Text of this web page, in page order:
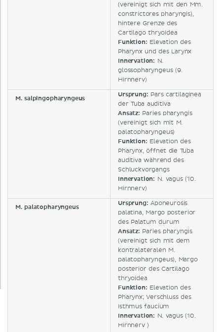
(vereinigt sich mit den Mm.
constrictores pharyngis),
hintere Grenze des
Cartilago thryoidea
Funktion: Elevation des
Pharynx und des Larynx
Innervation: N.
glossopharyngeus (9.
Hirnnerv)
M. salpingopharyngeus
Ursprung: Pars cartilaginea
der Tuba auditiva
Ansatz: Paries pharyngis
(vereinigt sich mit M.
palatopharyngeus)
Funktion: Elevation des
Pharynx, öffnet die Tuba
auditiva während des
Schluckvorgangs
Innervation: N. vagus (10.
Hirnnerv)
M. palatopharyngeus
Ursprung: Aponeurosis
palatina, Margo posterior
des Palatum durum
Ansatz: Paries pharyngis
(vereinigt sich mit dem
kontralateralen M.
palatopharyngeus), Margo
posterior des Cartilago
thryoidea
Funktion: Elevation des
Pharynx; Verschluss des
Isthmus faucium
Innervation: N. vagus (10.
Hirnnerv )